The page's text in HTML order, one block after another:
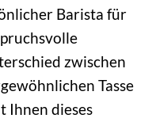
Barista für
zwischen
Tasse
Ihnen dieses